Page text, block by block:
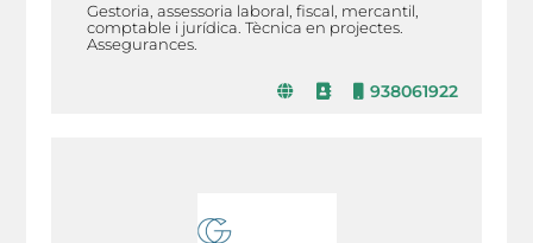
Gestoria, assessoria laboral, fiscal, mercantil,
comptable i jurídica. Tècnica en projectes.
Assegurances.
938061922